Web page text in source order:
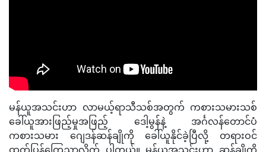
မန်ယူအသင်းဟာ လာမယ့်ရာသီသစ်အတွက် ကစားသမားသစ်
ခေါ်ယူအားဖြည့်မှုအဖြည့် ဒေါ့မွန်နဲ့ အင်္ဂလန်တောင်ပံ
ကစားသမား ဂျေဒန်ဆန်ချိုကို​ ခေါ်ယူနိုင်ခဲ့ပြီလို့ တရားဝင်
ထုတ်ပြန်ကြေညာလိုက် ပါတယ်။ မန်ယူအသင်းဟာ ဆန်ချိုကို